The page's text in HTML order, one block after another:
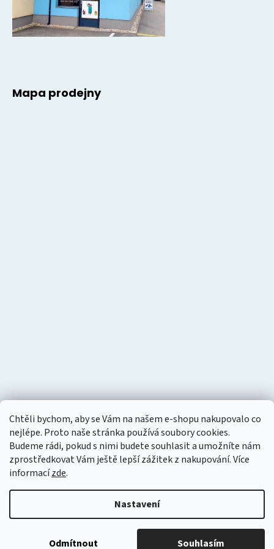
Chtěli bychom, aby se Vám na našem e-shopu nakupovalo co
nejlépe. Proto naše stránka používá soubory cookies.
Budeme rádi, pokud s nimi budete souhlasit a umožníte nám
zprostředkovat Vám ještě lepší zážitek z nakupování.Více
informacízde.
Nastavení
Odmítnout Souhlasím
Mapa prodejny
Vytvořil Shoptet
Tlakový vzduch. Všechna práva vyhrazena.
Upravit nastavení cookies